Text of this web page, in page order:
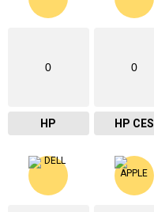
0
HP
0
HP CES